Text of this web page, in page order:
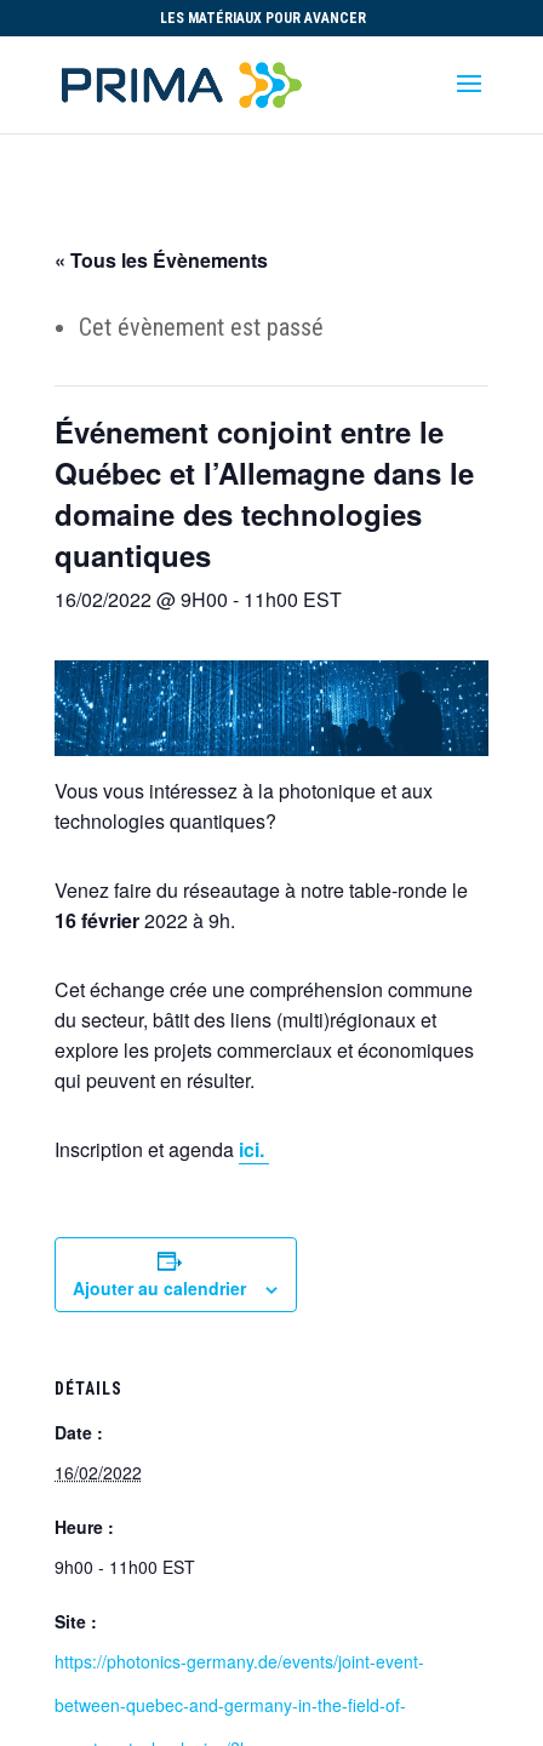
LES MATÉRIAUX POUR AVANCER
« Tous les Évènements
Cet évènement est passé
Événement conjoint entre le
Québec et l’Allemagne dans le
domaine des technologies
quantiques
16/02/2022 @ 9H00 - 11h00 EST
Vous vous intéressez à la photonique et aux
technologies quantiques?
Venez faire du réseautage à notre table-ronde le
16 février2022 à 9h.
Cet échange crée une compréhension commune
du secteur, bâtit des liens (multi)régionaux et
explore les projets commerciaux et économiques
qui peuvent en résulter.
Inscription et agenda ici.
Ajouter au calendrier
DÉTAILS
Date :
16/02/2022
Heure :
9h00 - 11h00 EST
Site :
https://photonics-germany.de/events/joint-event-
between-quebec-and-germany-in-the-field-of-